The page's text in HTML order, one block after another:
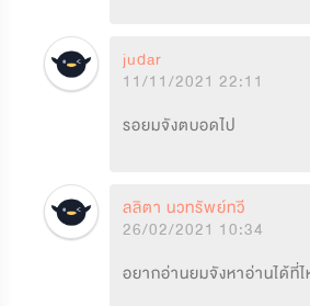
judar
11/11/2021 22:11
รอยมจังตบอดไป
ลลิตา นวทรัพย์ทวี
26/02/2021 10:34
อยากอ่านยมจังหาอ่านได้ที่